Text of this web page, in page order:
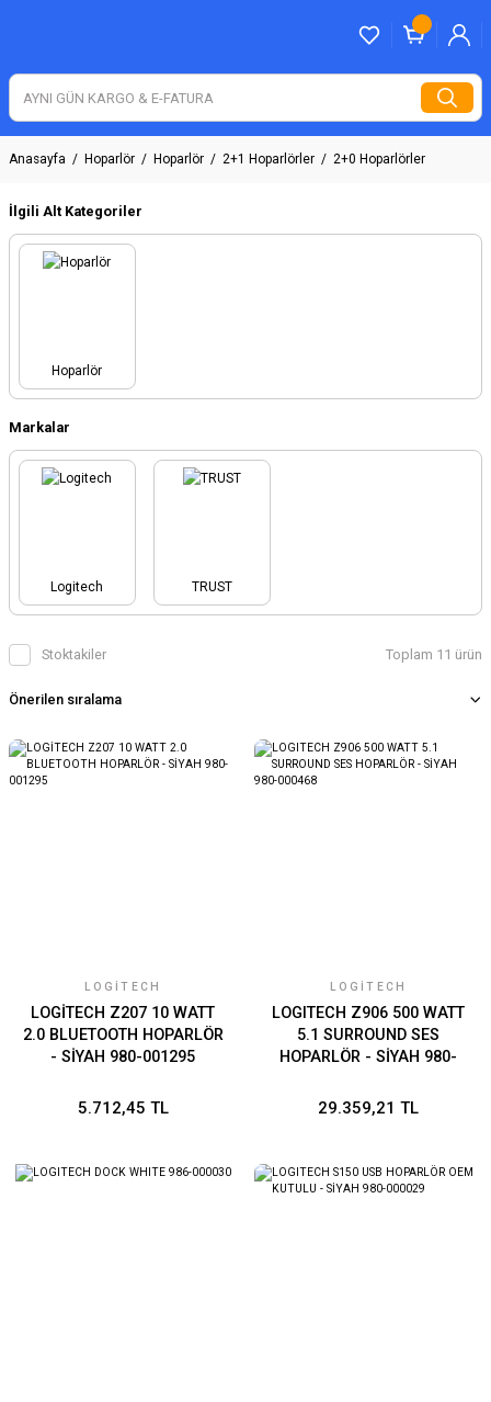
Anasayfa Hoparlör Hoparlör 2+1 Hoparlörler 2+0 Hoparlörler
İlgili Alt Kategoriler
Hoparlör
Markalar
Logitech TRUST
Stoktakiler Toplam 11 ürün
LOGITECH
LOGİTECH Z207 10 WATT
2.0 BLUETOOTH HOPARLÖR
- SİYAH 980-001295
5.712,45 TL
LOGITECH
LOGITECH Z906 500 WATT
5.1 SURROUND SES
HOPARLÖR - SİYAH 980-
29.359,21 TL